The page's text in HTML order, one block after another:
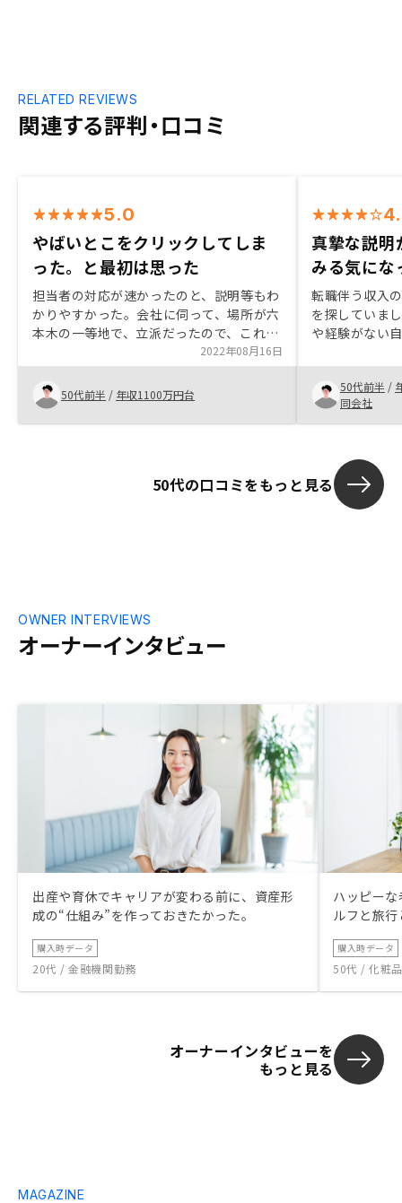
関連する評判・口コミ
RELATED REVIEWS
5.0
やばいとこをクリックしてしま
った。と最初は思った
担当者の対応が速かったのと、説明等もわ
かりやすかった。会社に伺って、場所が六
本木の一等地で、立派だったので、これな
ら信用できるかなと思いました。また、ワ
ンストップサービスで、物件の原状回復や
リニューアルも自社でスピーディーに対応
しているとのことで、スゴいと思いまし
た。
2022年08月16日
50代前半 / 年収1100万円台
真摯な説明
みる気にな
転職伴う収入
を探していま
や経験がない
ムで確立した
の選定のしく
を聞く中で、
ービスなのだ
えて頂いたこ
た。 英語での
利用者が増え
50代前半 /
同会社
50代の口コミをもっと見る
オーナーインタビュー
OWNER INTERVIEWS
出産や育休でキャリアが変わる前に、資産形
成の“仕組み”を作っておきたかった。
購入時データ
20代 / 金融機関勤務
ハッピー
ルフと旅
購入時データ
50代 / 化粧
オーナーインタビューを
もっと見る
MAGAZINE